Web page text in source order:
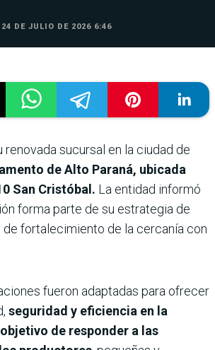
24 DE JULIO DE 2026 6:46
renovada sucursal en la ciudad de
de Alto Paraná, ubicada
San Cristóbal. La entidad informó
forma parte de su estrategia de
de fortalecimiento de la cercanía con
fueron adaptadas para ofrecer
seguridad y eficiencia en la
de responder a las